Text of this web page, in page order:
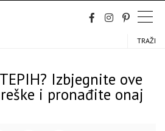
TRAŽI
Izbjegnite ove
i pronađite onaj